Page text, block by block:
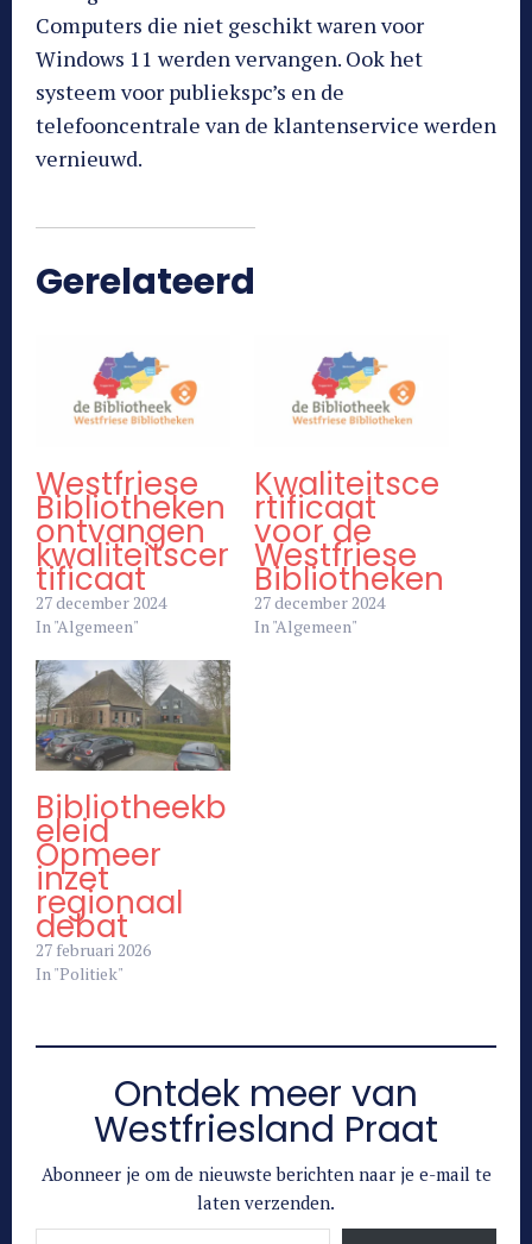
Computers die niet geschikt waren voor
Windows 11 werden vervangen. Ook het
systeem voor publiekspc’s en de
telefooncentrale van de klantenservice werden
vernieuwd.
Gerelateerd
Westfriese
Bibliotheken
ontvangen
kwaliteitscer
tificaat
27 december 2024
In "Algemeen"
Kwaliteitsce
rtificaat
voor de
Westfriese
Bibliotheken
27 december 2024
In "Algemeen"
Bibliotheekb
eleid
Opmeer
inzet
regionaal
debat
27 februari 2026
In "Politiek"
Ontdek meer van
Westfriesland Praat
Abonneer je om de nieuwste berichten naar je e-mail te
laten verzenden.
Typ je e-mail...